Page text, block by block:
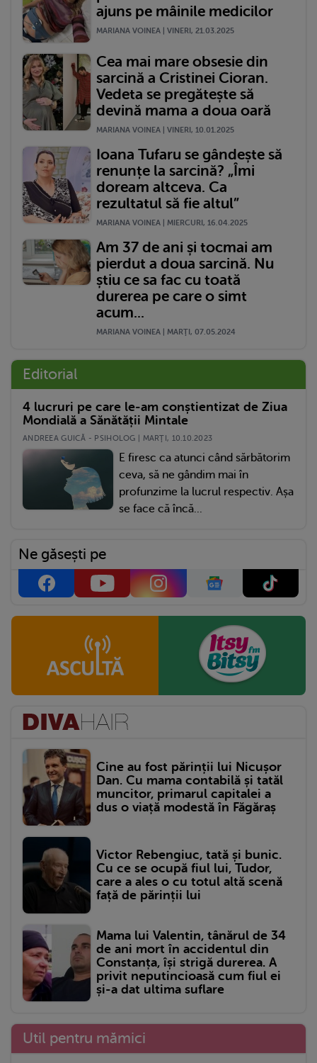
ajuns pe mâinile medicilor
MARIANA VOINEA | VINERI, 21.03.2025
Cea mai mare obsesie din
sarcină a Cristinei Cioran.
Vedeta se pregătește să
devină mama a doua oară
MARIANA VOINEA | VINERI, 10.01.2025
Ioana Tufaru se gândește să
renunțe la sarcină? „Îmi
doream altceva. Ca
rezultatul să fie altul”
MARIANA VOINEA | MIERCURI, 16.04.2025
Am 37 de ani și tocmai am
pierdut a doua sarcină. Nu
știu ce sa fac cu toată
durerea pe care o simt
acum...
MARIANA VOINEA | MARŢI, 07.05.2024
Editorial
4 lucruri pe care le-am conștientizat de Ziua
Mondială a Sănătății Mintale
ANDREEA GUICĂ - PSIHOLOG | MARŢI, 10.10.2023
E firesc ca atunci când sărbătorim
ceva, să ne gândim mai în
profunzime la lucrul respectiv. Așa
se face că încă...
Ne găsești pe
Cine au fost părinții lui Nicușor
Dan. Cu mama contabilă și tatăl
muncitor, primarul capitalei a
dus o viață modestă în Făgăraș
Victor Rebengiuc, tată și bunic.
Cu ce se ocupă fiul lui, Tudor,
care a ales o cu totul altă scenă
față de părinții lui
Mama lui Valentin, tânărul de 34
de ani mort în accidentul din
Constanța, își strigă durerea. A
privit neputincioasă cum fiul ei
și-a dat ultima suflare
Util pentru mămici